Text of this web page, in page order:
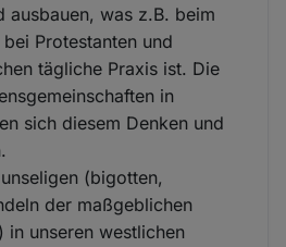
ausbauen, was z.B. beim
Protestanten und
tägliche Praxis ist. Die
in
sich diesem Denken und
(bigotten,
der maßgeblichen
in unseren westlichen